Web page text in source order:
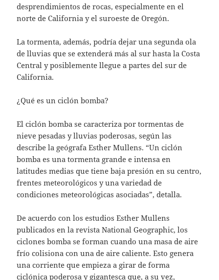
desprendimientos de rocas, especialmente en el
norte de California y el suroeste de Oregón.
La tormenta, además, podría dejar una segunda ola
de lluvias que se extenderá más al sur hasta la Costa
Central y posiblemente llegue a partes del sur de
California.
¿Qué es un ciclón bomba?
El ciclón bomba se caracteriza por tormentas de
nieve pesadas y lluvias poderosas, según las
describe la geógrafa Esther Mullens. “Un ciclón
bomba es una tormenta grande e intensa en
latitudes medias que tiene baja presión en su centro,
frentes meteorológicos y una variedad de
condiciones meteorológicas asociadas”, detalla.
De acuerdo con los estudios Esther Mullens
publicados en la revista National Geographic, los
ciclones bomba se forman cuando una masa de aire
frío colisiona con una de aire caliente. Esto genera
una corriente que empieza a girar de forma
ciclónica poderosa y gigantesca que, a su vez,